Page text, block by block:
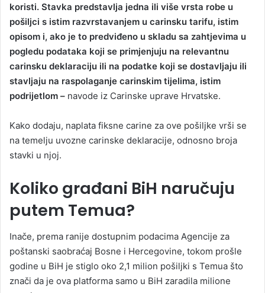
koristi. Stavka predstavlja jedna ili više vrsta robe u
pošiljci s istim razvrstavanjem u carinsku tarifu, istim
opisom i, ako je to predviđeno u skladu sa zahtjevima u
pogledu podataka koji se primjenjuju na relevantnu
carinsku deklaraciju ili na podatke koji se dostavljaju ili
stavljaju na raspolaganje carinskim tijelima, istim
podrijetlom – navode iz Carinske uprave Hrvatske.
Kako dodaju, naplata fiksne carine za ove pošiljke vrši se
na temelju uvozne carinske deklaracije, odnosno broja
stavki u njoj.
Koliko građani BiH naručuju
putem Temua?
Inače, prema ranije dostupnim podacima Agencije za
poštanski saobraćaj Bosne i Hercegovine, tokom prošle
godine u BiH je stiglo oko 2,1 milion pošiljki s Temua što
znači da je ova platforma samo u BiH zaradila milione